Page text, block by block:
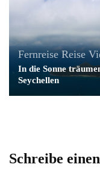
Fernreise Reise
In die Sonne
Seychellen
Schreibe